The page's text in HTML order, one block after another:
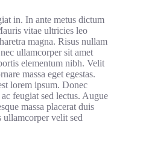
in. In ante metus dictum
vitae ultricies leo
magna. Risus nullam
ullamcorper sit amet
elementum nibh. Velit
massa eget egestas.
lorem ipsum. Donec
feugiat sed lectus. Augue
massa placerat duis
velit sed